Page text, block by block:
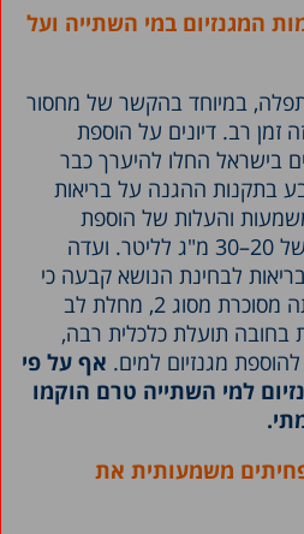
המגנזיום במי השתייה ועל
במיוחד בהקשר של מחסור
זמן רב. דיונים על הוספת
בישראל החלו להיערך כבר
ב-2013 נקבע בתקנות ההגנה על בריאות
והעלות של הוספת
מגנזיום למי שתייה בריכוז של 20–30 מ"ג לליטר. ועדה
לבחינת הנושא קבעה כי
הפחתת התחלואה והתמותה מסוכרת מסוג 2, מחלת לב
בחובה תועלת כלכלית רבה,
מגנזיום למים. אף על פי
למי השתייה טרם הוקמו
משמעותית את